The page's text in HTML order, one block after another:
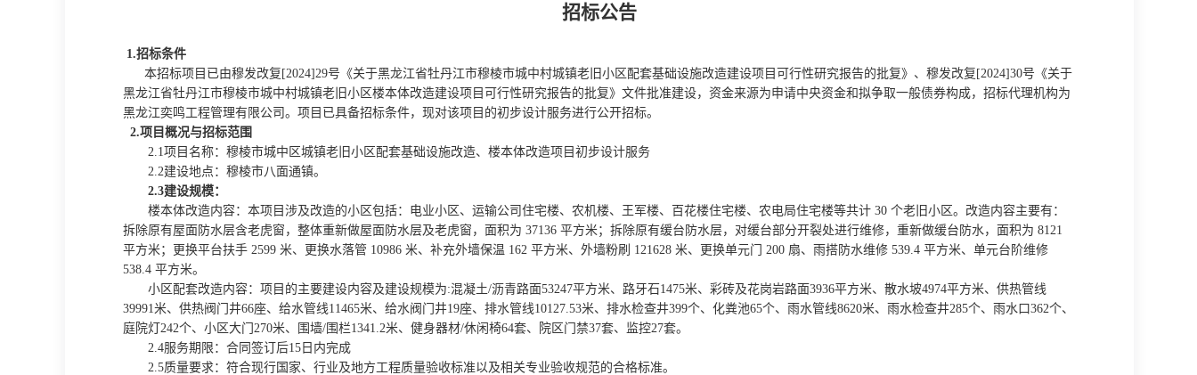
招标公告
1.招标条件
本招标项目已由穆发改复 [2024]29号《关于黑龙江省牡丹江市穆棱市城中村城镇老旧小区配套基础设施改造建设项目可行性研究报告的批复》、穆发改复 [2024]30号《关于
黑龙江省牡丹江市穆棱市城中村城镇老旧小区楼本体改造建设项目可行性研究报告的批复》文件批准建设，资金来源为申请中央资金和拟争取一般债券构成，招标代理机构为
黑龙江奕鸣工程管理有限公司 。项目已具备招标条件，现对该项目 的初步设计服务进行公开招标。
2.项目概况与招标范围
2.1项目名称： 穆棱市城中区城镇老旧小区配套基础设施改造、楼本体改造项目初步设计服务
2.2建设地点： 穆棱市八面通镇。
2.3建设规模：
楼本体改造内容：本项目涉及改造的小区包括：电业小区、运输公司住宅楼、农机楼、王军楼、百花楼住宅楼、农电局住宅楼等共计 30 个老旧小区。改造内容主要有：
拆除原有屋面防水层含老虎窗，整体重新做屋面防水层及老虎窗，面积为 37136 平方米；拆除原有缓台防水层，对缓台部分开裂处进行维修，重新做缓台防水，面积为 8121
平方米；更换平台扶手 2599 米、更换水落管 10986 米、补充外墙保温 162 平方米、外墙粉刷 121628 米、更换单元门 200 扇、雨搭防水维修 539.4 平方米、单元台阶维修
538.4 平方米。
小区配套改造内容：项目的主要建设内容及建设规模为:混凝土/沥青路面53247平方米、路牙石1475米、彩砖及花岗岩路面3936平方米、散水坡4974平方米、供热管线
39991米、供热阀门井66座、给水管线11465米、给水阀门井19座、排水管线10127.53米、排水检查井399个、化粪池65个、雨水管线8620米、雨水检查井285个、雨水口362个、
庭院灯242个、小区大门270米、围墙/围栏1341.2米、健身器材/休闲椅64套、院区门禁37套、监控27套。
2.4服务期限 ：合同签订后15日内完成
2.5质量要求：符合现行国家、行业及地方工程质量验收标准以及相关专业验收规范的合格标准。